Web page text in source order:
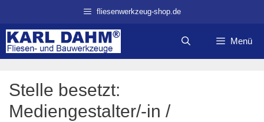
springen
fliesenwerkzeug-shop.de
Menü
Stelle besetzt:
Mediengestalter/-in /